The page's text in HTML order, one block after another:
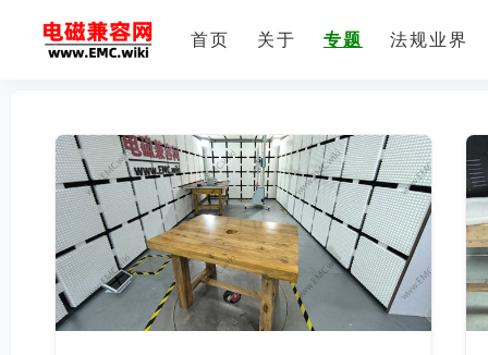
首页 关于 专题 法规业界